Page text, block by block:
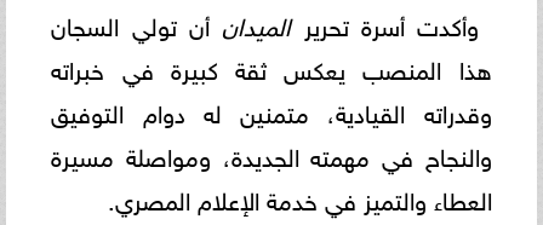
وأكدت أسرة تحريرالميدان أن تولي السجان
هذا المنصب يعكس ثقة كبيرة في خبراته
وقدراته القيادية، متمنين له دوام التوفيق
والنجاح في مهمته الجديدة، ومواصلة مسيرة
العطاء والتميز في خدمة الإعلام المصري.